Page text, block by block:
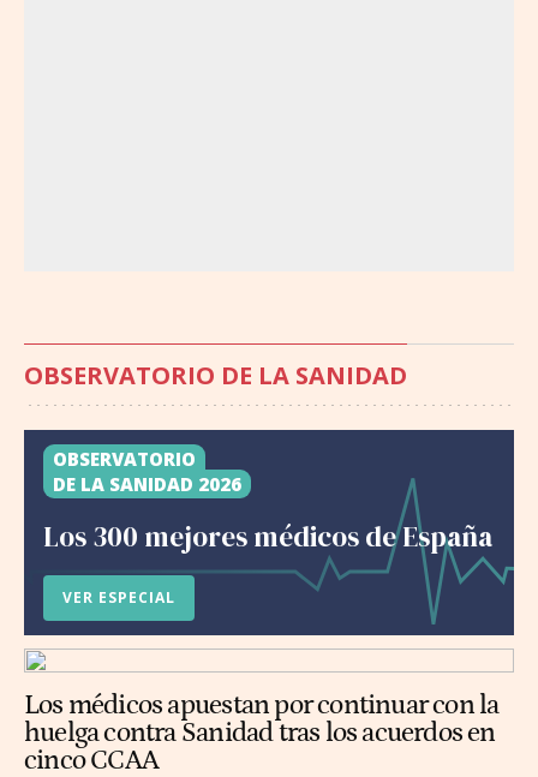
OBSERVATORIO DE LA SANIDAD
OBSERVATORIO
DE LA SANIDAD 2026
Los 300 mejores médicos de España
VER ESPECIAL
Los médicos apuestan por continuar con la
huelga contra Sanidad tras los acuerdos en
cinco CCAA